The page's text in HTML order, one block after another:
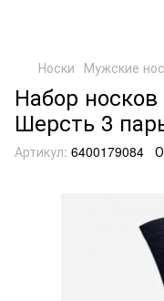
Носки Мужские
Набор
Шерсть 3
Артикул: 6400179084